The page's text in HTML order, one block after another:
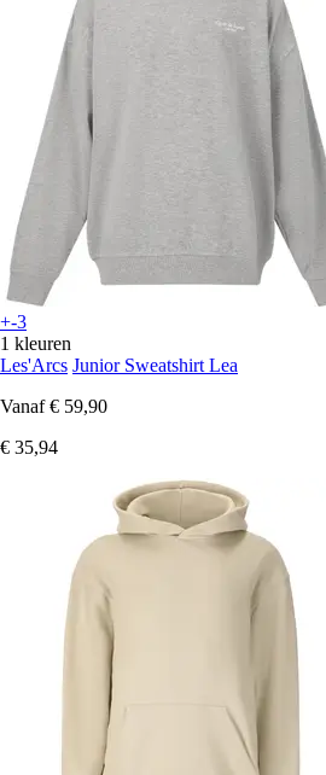
+-3
1 kleuren
Les'Arcs Junior Sweatshirt Lea
Vanaf € 59,90
€ 35,94